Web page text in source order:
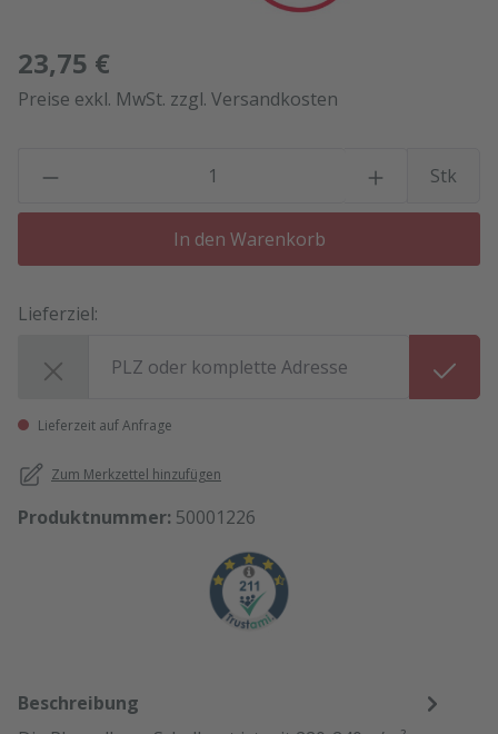
23,75 €
Preise exkl. MwSt. zzgl. Versandkosten
Stk
In den Warenkorb
Lieferziel:
Lieferzeit auf Anfrage
Zum Merkzettel hinzufügen
Produktnummer: 50001226
Beschreibung